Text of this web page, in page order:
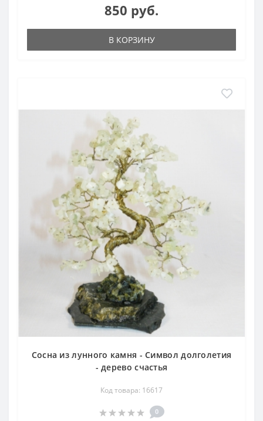
850 руб.
В КОРЗИНУ
Сосна из лунного камня - Символ долголетия
- дерево счастья
Код товара: 16617
0